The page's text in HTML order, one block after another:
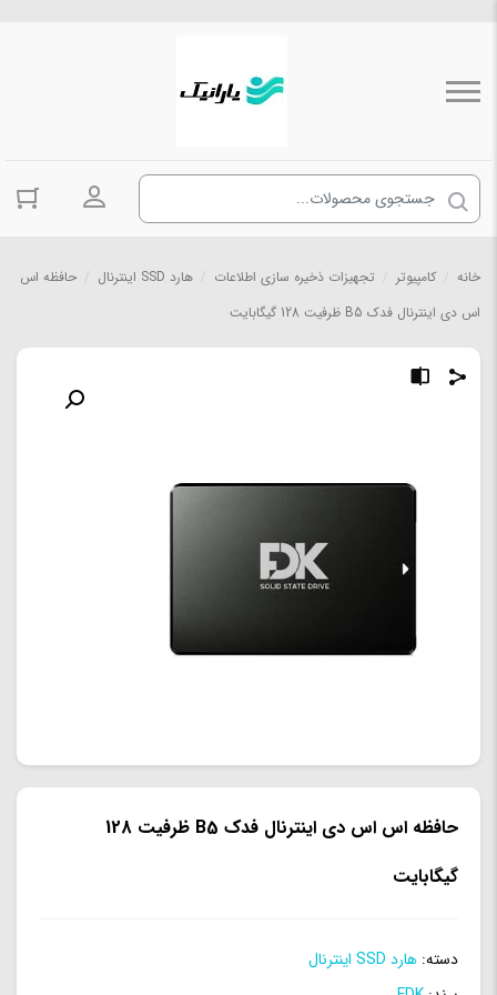
ورود به
خانه کامپیوتر تجهیزات ذخیره سازی اطلاعات هارد SSD اینترنال
حافظه اس
اس دی اینترنال فدک B5 ظرفیت 128 گیگابایت
حافظه اس اس دی اینترنال فدک B5 ظرفیت 128
گیگابایت
دسته: هارد SSD اینترنال